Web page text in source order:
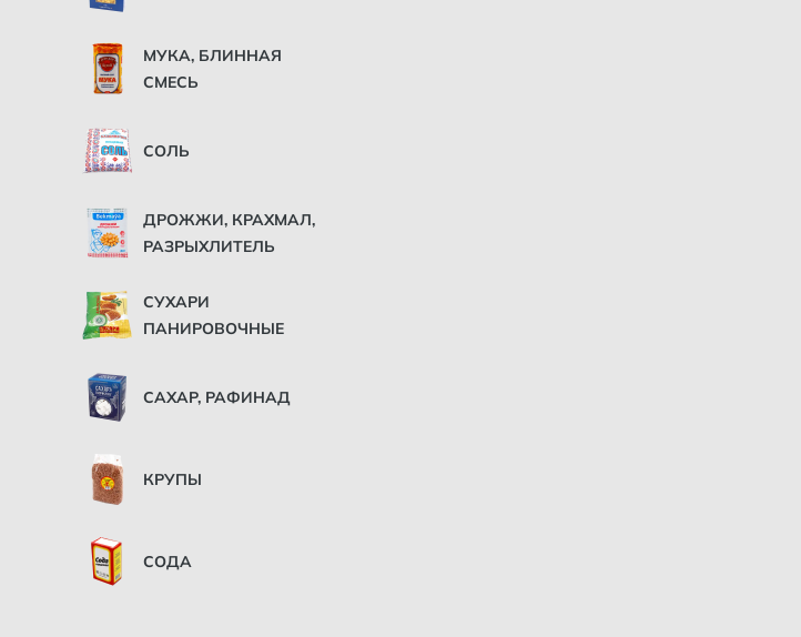
МУКА, БЛИННАЯ
СМЕСЬ
СОЛЬ
ДРОЖЖИ, КРАХМАЛ,
РАЗРЫХЛИТЕЛЬ
СУХАРИ
ПАНИРОВОЧНЫЕ
САХАР, РАФИНАД
КРУПЫ
СОДА